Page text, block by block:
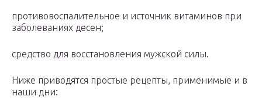
противовоспалительное и источник витаминов при
заболеваниях десен;
средство для восстановления мужской силы.
Ниже приводятся простые рецепты, применимые и в
наши дни: